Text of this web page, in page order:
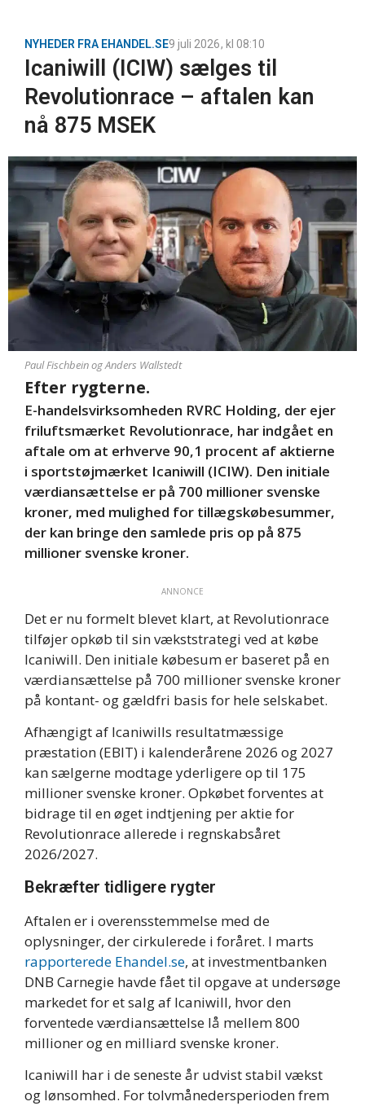
NYHEDER FRA EHANDEL.SE9 juli 2026, kl 08:10
Icaniwill (ICIW) sælges til
Revolutionrace – aftalen kan
nå 875 MSEK
Paul Fischbein og Anders Wallstedt
Efter rygterne.
E-handelsvirksomheden RVRC Holding, der ejer
friluftsmærket Revolutionrace, har indgået en
aftale om at erhverve 90,1 procent af aktierne
i sportstøjmærket Icaniwill (ICIW). Den initiale
værdiansættelse er på 700 millioner svenske
kroner, med mulighed for tillægskøbesummer,
der kan bringe den samlede pris op på 875
millioner svenske kroner.
ANNONCE
Det er nu formelt blevet klart, at Revolutionrace
tilføjer opkøb til sin vækststrategi ved at købe
Icaniwill. Den initiale købesum er baseret på en
værdiansættelse på 700 millioner svenske kroner
på kontant- og gældfri basis for hele selskabet.
Afhængigt af Icaniwills resultatmæssige
præstation (EBIT) i kalenderårene 2026 og 2027
kan sælgerne modtage yderligere op til 175
millioner svenske kroner. Opkøbet forventes at
bidrage til en øget indtjening per aktie for
Revolutionrace allerede i regnskabsåret
2026/2027.
Bekræfter tidligere rygter
Aftalen er i overensstemmelse med de
oplysninger, der cirkulerede i foråret. I marts
rapporterede Ehandel.se, at investmentbanken
DNB Carnegie havde fået til opgave at undersøge
markedet for et salg af Icaniwill, hvor den
forventede værdiansættelse lå mellem 800
millioner og en milliard svenske kroner.
Icaniwill har i de seneste år udvist stabil vækst
og lønsomhed. For tolvmånedersperioden frem